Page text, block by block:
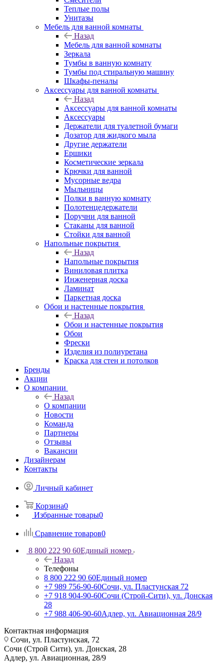
Теплые полы
Унитазы
Мебель для ванной комнаты
Назад
Мебель для ванной комнаты
Зеркала
Тумбы в ванную комнату
Тумбы под стиральную машину
Шкафы-пеналы
Аксессуары для ванной комнаты
Назад
Аксессуары для ванной комнаты
Аксессуары
Держатели для туалетной бумаги
Дозатор для жидкого мыла
Другие держатели
Ершики
Косметические зеркала
Крючки для ванной
Мусорные ведра
Мыльницы
Полки в ванную комнату
Полотенцедержатели
Поручни для ванной
Стаканы для ванной
Стойки для ванной
Напольные покрытия
Назад
Напольные покрытия
Виниловая плитка
Инженерная доска
Ламинат
Паркетная доска
Обои и настенные покрытия
Назад
Обои и настенные покрытия
Обои
Фрески
Изделия из полиуретана
Краска для стен и потолков
Бренды
Акции
О компании
Назад
О компании
Новости
Команда
Партнеры
Отзывы
Вакансии
Дизайнерам
Контакты
Личный кабинет
Корзина0
Избранные товары0
Сравнение товаров0
8 800 222 90 60Единый номер
Назад
Телефоны
8 800 222 90 60Единый номер
+7 989 756-90-60Сочи, ул. Пластунская 72
+7 918 904-90-60Сочи (Строй-Сити), ул. Донская
28
+7 988 406-90-60Адлер, ул. Авиационная 28/9
Контактная информация
Сочи, ул. Пластунская, 72
Сочи (Строй Сити), ул. Донская, 28
Адлер, ул. Авиационная, 28/9